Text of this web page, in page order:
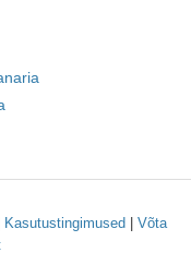
Kasutustingimused
Võta